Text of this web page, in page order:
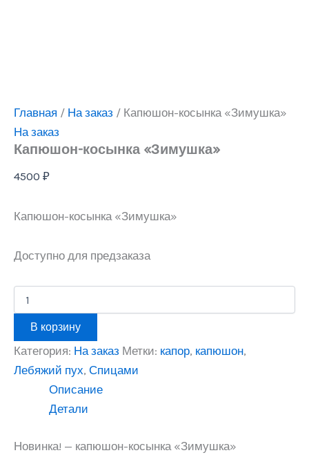
Главная / На заказ / Капюшон-косынка «Зимушка»
На заказ
Капюшон-косынка «Зимушка»
4500 ₽
Капюшон-косынка «Зимушка»
Доступно для предзаказа
Количество
товара
косынка
"Зимушка"
В корзину
Категория: На заказ Метки: капор, капюшон,
Лебяжий пух, Спицами
Описание
Детали
Новинка! — капюшон-косынка «Зимушка»